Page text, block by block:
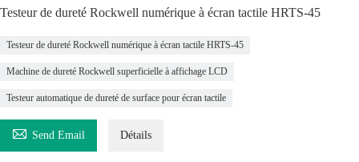
Testeur de dureté Rockwell numérique à écran tactile HRTS-45
Testeur de dureté Rockwell numérique à écran tactile HRTS-45
Machine de dureté Rockwell superficielle à affichage LCD
Testeur automatique de dureté de surface pour écran tactile
 Send Email Détails